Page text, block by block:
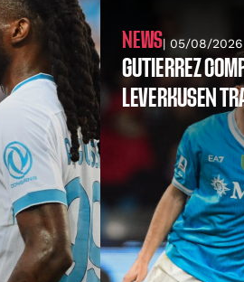
NEWS| 05/08/2026
GUTIERREZ
LEVERKUSEN